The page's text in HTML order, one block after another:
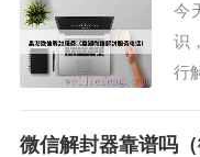
今
识
行
现
微信解封器靠谱吗